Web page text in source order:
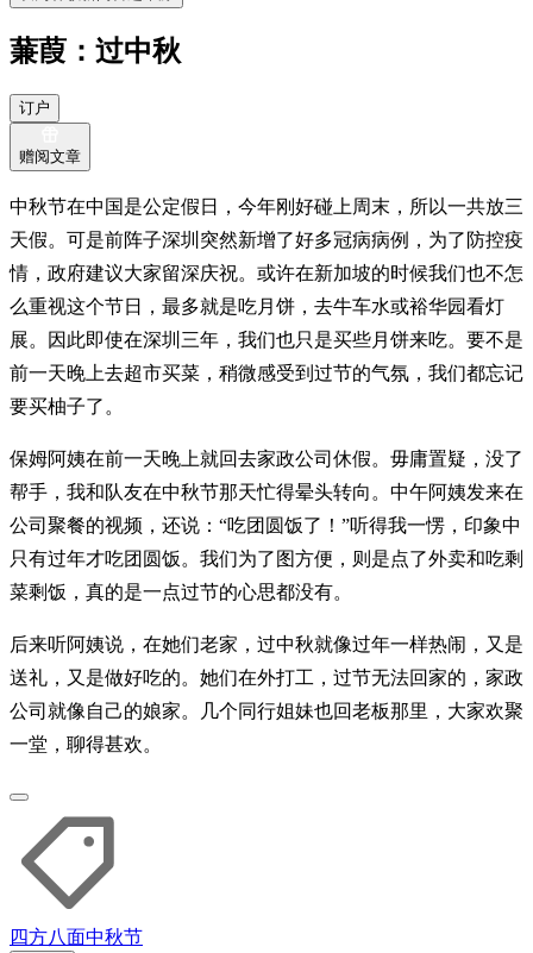
蒹葭：过中秋
订户
赠阅文章
中秋节在中国是公定假日，今年刚好碰上周末，所以一共放三
天假。可是前阵子深圳突然新增了好多冠病病例，为了防控疫
情，政府建议大家留深庆祝。或许在新加坡的时候我们也不怎
么重视这个节日，最多就是吃月饼，去牛车水或裕华园看灯
展。因此即使在深圳三年，我们也只是买些月饼来吃。要不是
前一天晚上去超市买菜，稍微感受到过节的气氛，我们都忘记
要买柚子了。
保姆阿姨在前一天晚上就回去家政公司休假。毋庸置疑，没了
帮手，我和队友在中秋节那天忙得晕头转向。中午阿姨发来在
公司聚餐的视频，还说：“吃团圆饭了！”听得我一愣，印象中
只有过年才吃团圆饭。我们为了图方便，则是点了外卖和吃剩
菜剩饭，真的是一点过节的心思都没有。
后来听阿姨说，在她们老家，过中秋就像过年一样热闹，又是
送礼，又是做好吃的。她们在外打工，过节无法回家的，家政
公司就像自己的娘家。几个同行姐妹也回老板那里，大家欢聚
一堂，聊得甚欢。
四方八面中秋节